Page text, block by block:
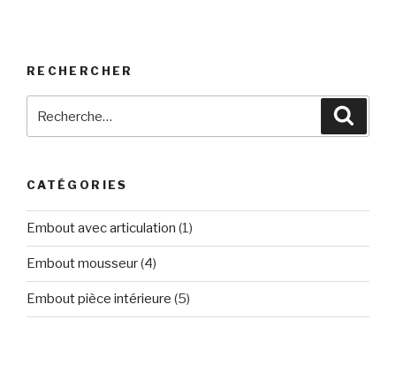
RECHERCHER
pour
CATÉGORIES
Embout avec articulation (1)
Embout mousseur(4)
Embout pièce intérieure (5)